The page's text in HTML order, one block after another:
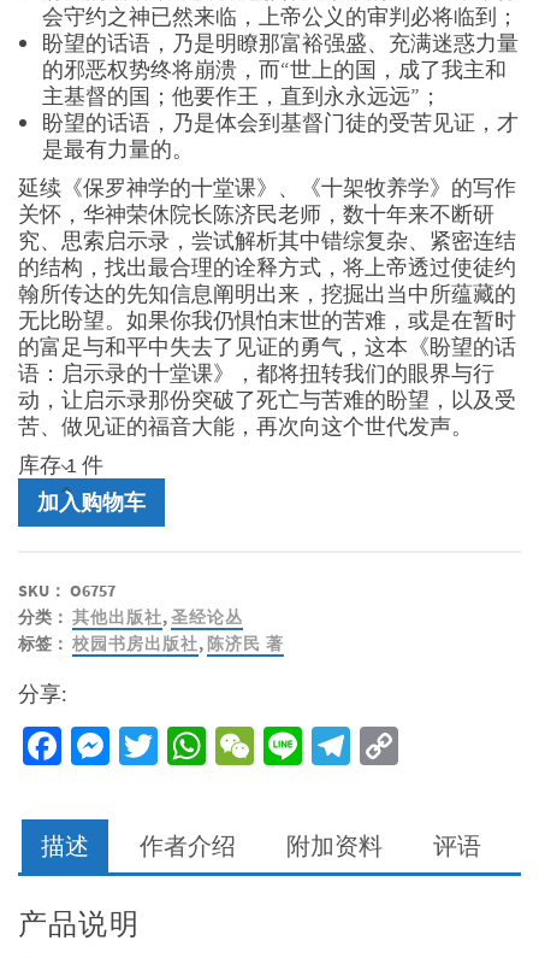
会守约之神已然来临，上帝公义的审判必将临到；
盼望的话语，乃是明瞭那富裕强盛、充满迷惑力量
的邪恶权势终将崩溃，而“世上的国，成了我主和
主基督的国；他要作王，直到永永远远”；
盼望的话语，乃是体会到基督门徒的受苦见证，才
是最有力量的。
延续《保罗神学的十堂课》、《十架牧养学》的写作
关怀，华神荣休院长陈济民老师，数十年来不断研
究、思索启示录，尝试解析其中错综复杂、紧密连结
的结构，找出最合理的诠释方式，将上帝透过使徒约
翰所传达的先知信息阐明出来，挖掘出当中所蕴藏的
无比盼望。如果你我仍惧怕末世的苦难，或是在暂时
的富足与和平中失去了见证的勇气，这本《盼望的话
语：启示录的十堂课》，都将扭转我们的眼界与行
动，让启示录那份突破了死亡与苦难的盼望，以及受
苦、做见证的福音大能，再次向这个世代发声。
库存 1 件
望
语
-
启
录
的
十
加入购物车
SKU： O6757
分类： 其他出版社,圣经论丛
标签： 校园书房出版社, 陈济民 著
分享:
Facebook
Messenger
Twitter
WhatsApp
WeChat
LineTelegram
描述 作者介绍 附加资料 评语
产品说明